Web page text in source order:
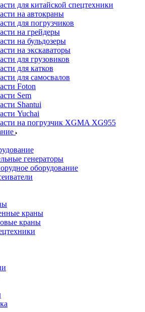
для китайской спецтехники
на автокраны
для погрузчиков
на грейдеры
на бульдозеры
на экскаваторы
для грузовиков
для катков
для самосвалов
Foton
Sem
Shantui
Yuchai
на погрузчик XGMA XG955
генераторы
оборудование
краны
краны